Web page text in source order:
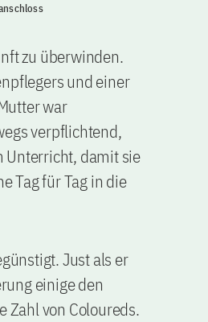
zu überwinden.
und einer
war
verpflichtend,
Unterricht, damit sie
Tag für Tag in die
Just als er
einige den
Zahl von Coloureds.